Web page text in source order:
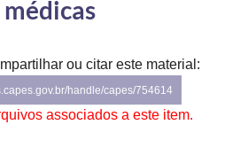
médicas
ou citar este material:
handle/capes/754614
associados a este item.